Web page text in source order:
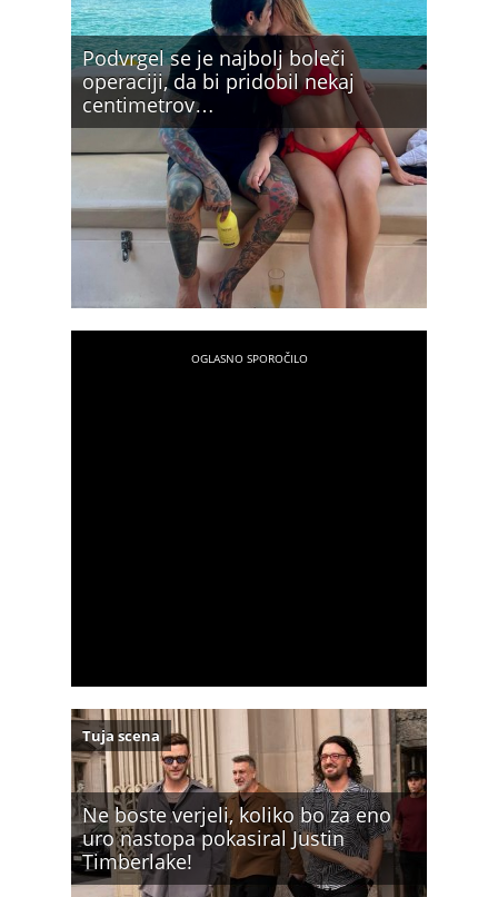
Podvrgel se je najbolj boleči
operaciji, da bi pridobil nekaj
centimetrov…
Ne boste verjeli, koliko bo za eno
uro nastopa pokasiral Justin
Timberlake!
Tuja scena